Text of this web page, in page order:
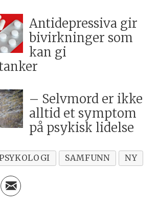
Antidepressiva gir
bivirkninger som
kan gi
– Selvmord er ikke
alltid et symptom
på psykisk lidelse
SAMFUNN NY